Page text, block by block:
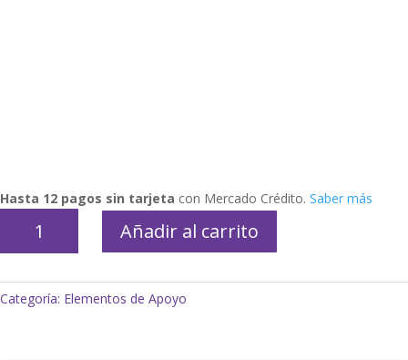
Hasta 12 pagos sin tarjeta con Mercado Crédito. Saber más
cantidad
Añadir al carrito
Categoría: Elementos de Apoyo